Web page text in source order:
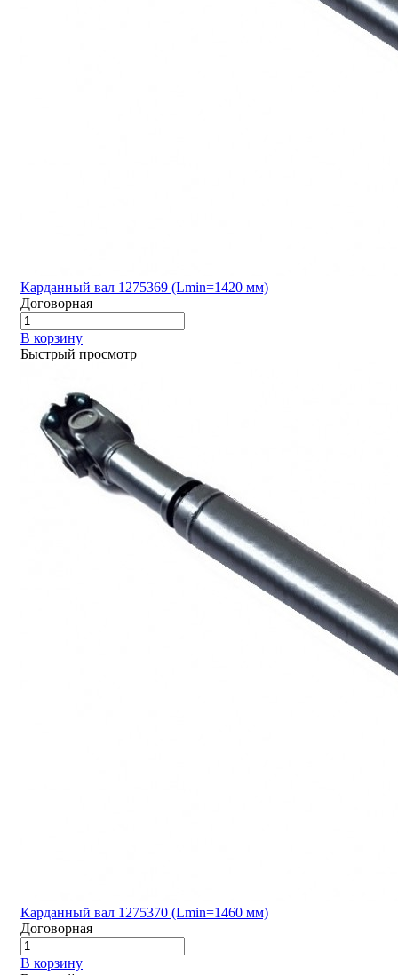
Карданный вал 1275369 (Lmin=1420 мм)
Договорная
В корзину
Быстрый просмотр
Карданный вал 1275370 (Lmin=1460 мм)
Договорная
В корзину